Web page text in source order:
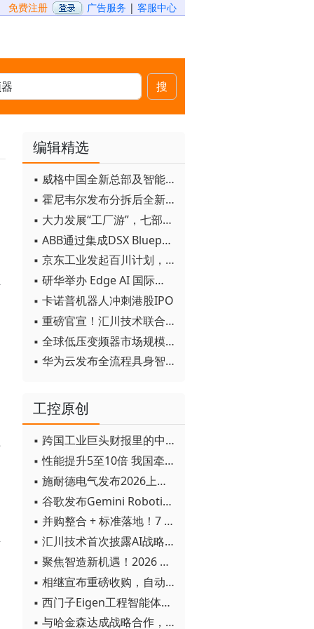
免费注册 广告服务 | 客服中心
搜
编辑精选
▪ 威格中国全新总部及智能工厂启用
▪ 霍尼韦尔发布分拆后全新品牌：霍尼韦尔科技与霍尼韦尔航空航天
▪ 大力发展“工厂游”，七部门联合发文！
▪ ABB通过集成DSX Blueprint AI基础设施，扩大与英伟达的合作
▪ 京东工业发起百川计划， 构建工业大模型新生态
▪ 研华举办 Edge AI 国际论坛
▪ 卡诺普机器人冲刺港股IPO
▪ 重磅官宣！汇川技术联合发起 D12 联盟，开创产教融合新范式
▪ 全球低压变频器市场规模2030年将超170亿美元
▪ 华为云发布全流程具身智能开发平台CloudRobo
工控原创
▪ 跨国工业巨头财报里的中国成绩单
▪ 性能提升5至10倍 我国牵头制定的WiTSnet工业以太网国际标准正式发布
▪ 施耐德电气发布2026上半年可持续发展成绩单 "Impact 2030"路线图开局稳健
▪ 谷歌发布Gemini Robotics 2模型 实现人形机器人全身智能控制突破
▪ 并购整合 + 标准落地！7 月工业自动化产业动态速递
▪ 汇川技术首次披露AI战略进展：从两个方面推动“AI业务化”落地
▪ 聚焦智造新机遇！2026 青岛数字化及智能制造技术论坛圆满落幕
▪ 相继宣布重磅收购，自动化巨头新一轮并购潮剑指何方？
▪ 西门子Eigen工程智能体落地中国，工业AI跨越物理世界“确定性”拐点
▪ 与哈金森达成战略合作，乐聚机器人何以持续获得工业巨头青睐？